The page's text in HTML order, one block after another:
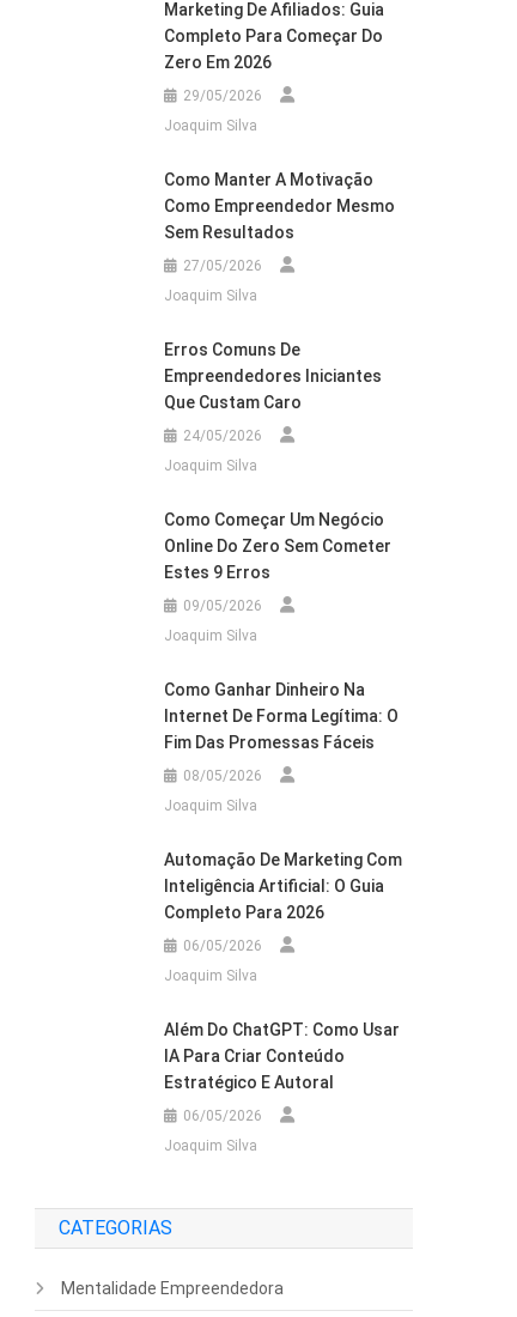
Marketing De Afiliados: Guia
Completo Para Começar Do
Zero Em 2026
29/05/2026
Joaquim Silva
Como Manter A Motivação
Como Empreendedor Mesmo
Sem Resultados
27/05/2026
Joaquim Silva
Erros Comuns De
Empreendedores Iniciantes
Que Custam Caro
24/05/2026
Joaquim Silva
Como Começar Um Negócio
Online Do Zero Sem Cometer
Estes 9 Erros
09/05/2026
Joaquim Silva
Como Ganhar Dinheiro Na
Internet De Forma Legítima: O
Fim Das Promessas Fáceis
08/05/2026
Joaquim Silva
Automação De Marketing Com
Inteligência Artificial: O Guia
Completo Para 2026
06/05/2026
Joaquim Silva
Além Do ChatGPT: Como Usar
IA Para Criar Conteúdo
Estratégico E Autoral
06/05/2026
Joaquim Silva
CATEGORIAS
Mentalidade Empreendedora